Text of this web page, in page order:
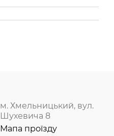
м. Хмельницький, вул.
Шухевича 8
Мапа проїзду